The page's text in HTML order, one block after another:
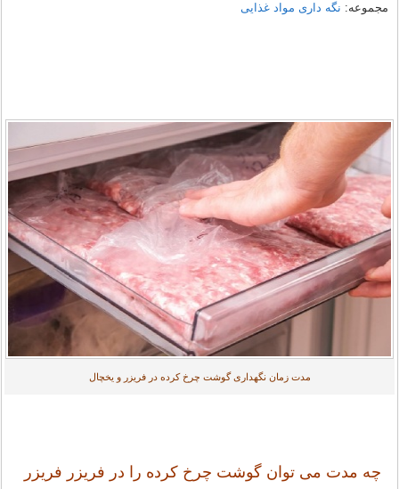
مجموعه: نگه داری مواد غذایی
مدت زمان نگهداری گوشت چرخ کرده در فریزر و یخچال
چه مدت می توان گوشت چرخ کرده را در فریزر فریزر